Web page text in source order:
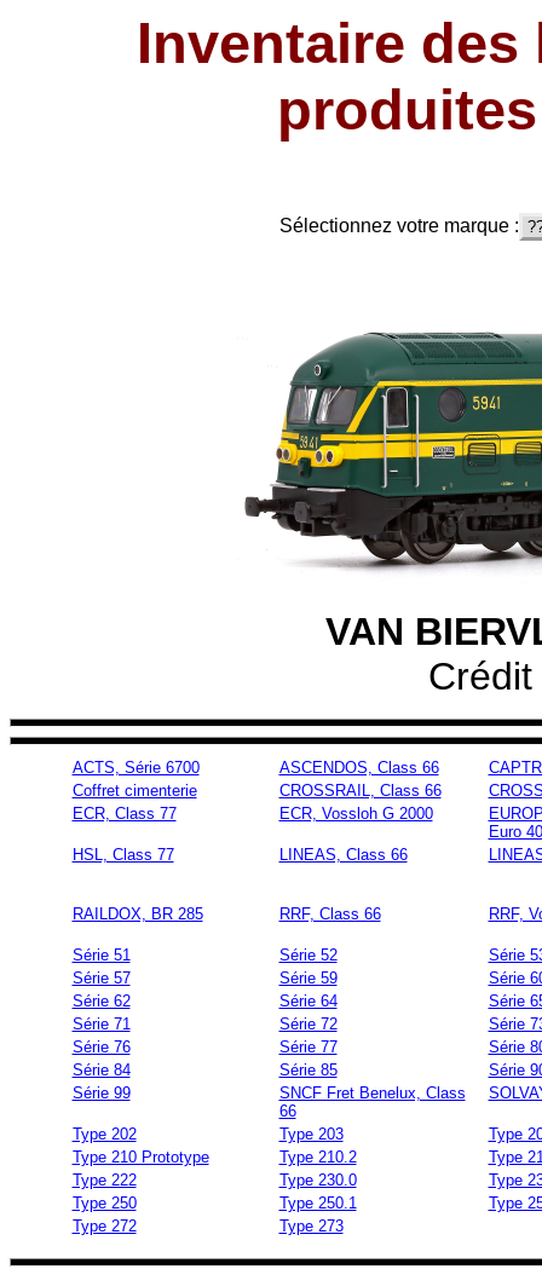
Inventaire
Sélectionnez votre marque :
VAN
ACTS, Série 6700 ASCENDOS, Class 66
Coffret cimenterie
CROSSRAIL, Class 66
ECR, Class 77
ECR, Vossloh G 2000
Euro
HSL, Class 77
LINEAS, Class 66
RAILDOX, BR 285 RRF, Class 66 RRF,
Série 51 Série 52
Série
Série 57
Série 59
Série
Série 62
Série 64
Série
Série 71
Série 72
Série
Série 76
Série 77
Série
Série 84
Série 85
Série
Série 99
SNCF Fret Benelux, Class
66
Type 202 Type 203
Type
Type 210 Prototype
Type 210.2
Type
Type 222
Type 230.0
Type
Type 250
Type 250.1
Type
Type 272
Type 273